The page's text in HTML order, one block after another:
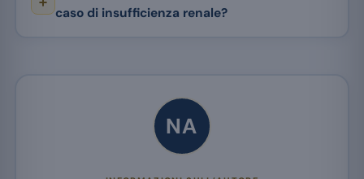
caso di insufficienza renale?
NA